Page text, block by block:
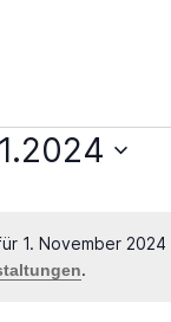
1. November
.